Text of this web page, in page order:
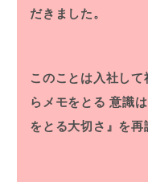
だきました。
このことは入社し
らメモをとる 意識
をとる大切さ』を再